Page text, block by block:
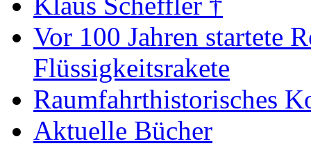
Vor 100 Jahren startete
Flüssigkeitsrakete
Raumfahrthistorisches
Aktuelle Bücher